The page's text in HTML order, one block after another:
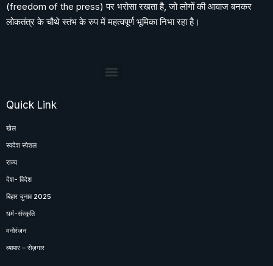
(freedom of the press) पर भरोसा रखता है, जो लोगों की आवाज बनकर
लोकतंत्र के चौथे स्तंभ के रुप में महत्वपूर्ण भूमिका निभा रहा है।
Quick Link
खेल
स्वदेश स्पेशल
राज्य
देश- विदेश
बिहार चुनाव 2025
धर्म-संस्कृति
मनोरंजन
व्यापार – रोज़गार